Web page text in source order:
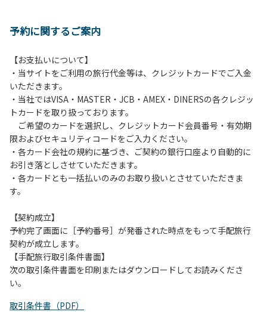
オートキャンプサイトはペット同伴でご利用が可能です。な
おペットを同伴する場合、下記事項を遵守ください。
１.施設内での、ペットのノーリードは禁止です。
２.糞尿の放置は禁止です。飼い主が責任を持って処理してく
ださい。
３.ペットの無駄吠え等の行為が、他の利用者の迷惑になると
判断した場合、ご利用をお断りする場合があります。
予約に関するご案内
【お支払いについて】
・当サイトをご利用の旅行代金等は、クレジットカードでご入金
いただきます。
・当社ではVISA・MASTER・JCB・AMEX・DINERSの各クレジッ
トカードを取り扱っております。
ご希望のカードを選択し、クレジットカード会員番号・有効期
限およびセキュリティコードをご入力ください。
・各カード会社の規約に基づき、ご契約の銀行口座より自動的に
お引き落としさせていただきます。
・各カードとも一括払いのみのお取り扱いとさせていただきま
す。
【契約成立】
予約完了画面に［予約番号］が発番された時点をもって手配旅行
契約が成立します。
【手配旅行取引条件書面】
次の取引条件書面を印刷またはダウンロードしてお読みくださ
い。
取引条件書（PDF）